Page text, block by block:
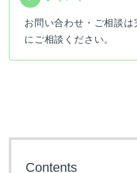
お問い合わせ・ご相談
にご相談ください。
Contents